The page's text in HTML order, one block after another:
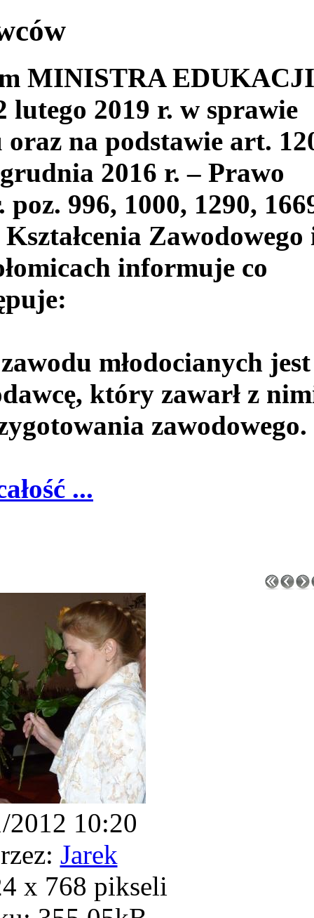
MINISTRA EDUKACJI
2019 r. w sprawie
na podstawie art.
2016 r. – Prawo
996, 1000, 1290,
Zawodowego
informuje co
młodocianych jest
który zawarł z
zawodowego.
...
2012 10:20
Jarek
x 768 pikseli